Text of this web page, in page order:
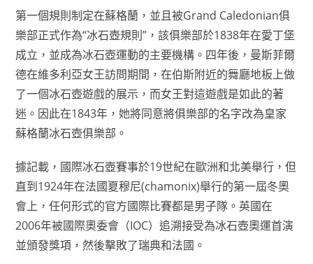
第一個規則制定在蘇格蘭，並且被Grand Caledonian俱
樂部正式作為“冰石壺規則”，該俱樂部於1838年在愛丁堡
成立，並成為冰石壺運動的主要機構。四年後，曼斯菲爾
德在維多利亞女王訪問期間，在伯斯附近的舞廳地板上做
了一個冰石壺遊戲的展示，而女王對這遊戲是如此的著
迷。因此在1843年，她將同意將俱樂部的名字改為皇家
蘇格蘭冰石壺俱樂部。
據記載，國際冰石壺賽事於19世紀在歐洲和北美舉行，但
直到1924年在法國夏穆尼(chamonix)舉行的第一屆冬奧
會上，任何形式的官方國際比賽都是男子隊。英國在
2006年被國際奧委會（IOC）追溯接受為冰石壺奧運首演
並頒發獎項，然後擊敗了瑞典和法國。